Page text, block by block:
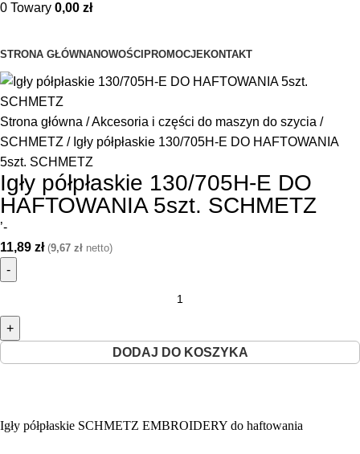
0 Towary 0,00 zł
STRONA GŁÓWNANOWOŚCI PROMOCJEKONTAKT
Strona główna
Akcesoria i części do maszyn do szycia
SCHMETZ
Igły półpłaskie 130/705H-E DO HAFTOWANIA
5szt. SCHMETZ
Igły półpłaskie 130/705H-E DO
HAFTOWANIA 5szt. SCHMETZ
’-
11,89 zł (9,67 zł netto)
DODAJ DO KOSZYKA
Igły półpłaskie SCHMETZ EMBROIDERY do haftowania